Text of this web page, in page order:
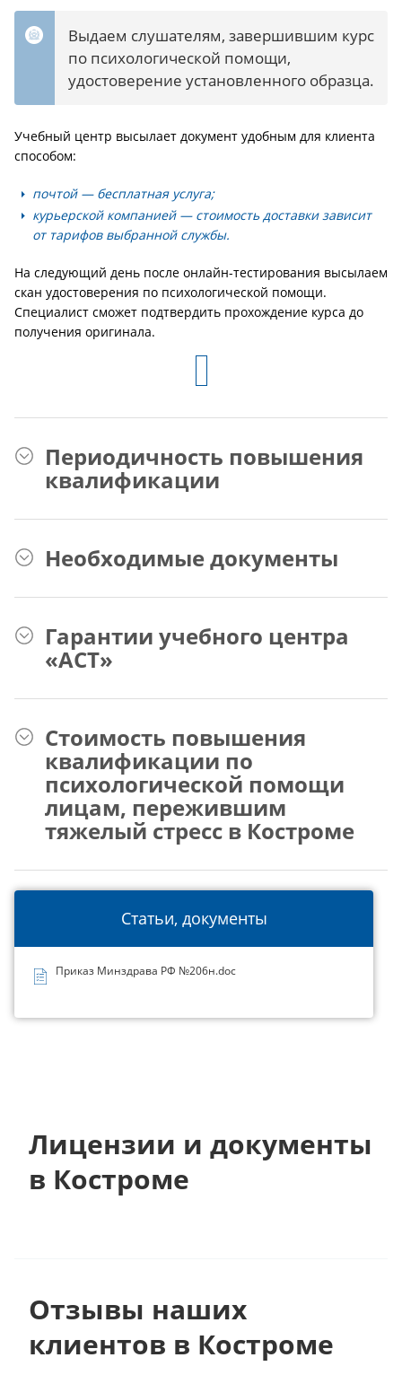
Статьи, документы
Приказ Минздрава РФ №206н.doc
Выдаем слушателям, завершившим курс
по психологической помощи,
удостоверение установленного образца.
Учебный центр высылает документ удобным для клиента
способом:
почтой — бесплатная услуга;
курьерской компанией — стоимость доставки зависит
от тарифов выбранной службы.
На следующий день после онлайн-тестирования высылаем
скан удостоверения по психологической помощи.
Специалист сможет подтвердить прохождение курса до
получения оригинала.
Периодичность повышения
квалификации
Необходимые документы
Гарантии учебного центра
«АСТ»
Стоимость повышения
квалификации по
психологической помощи
лицам, пережившим
тяжелый стресс в Костроме
Лицензии и документы
в Костроме
Отзывы наших
клиентов в Костроме